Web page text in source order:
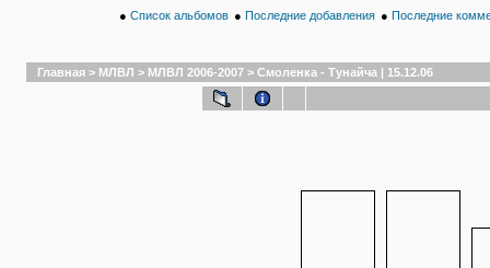
● Список альбомов ● Последние добавления ● Последние
Главная > МЛВЛ > МЛВЛ 2006-2007 > Смоленка - Тунайча | 15.12.06